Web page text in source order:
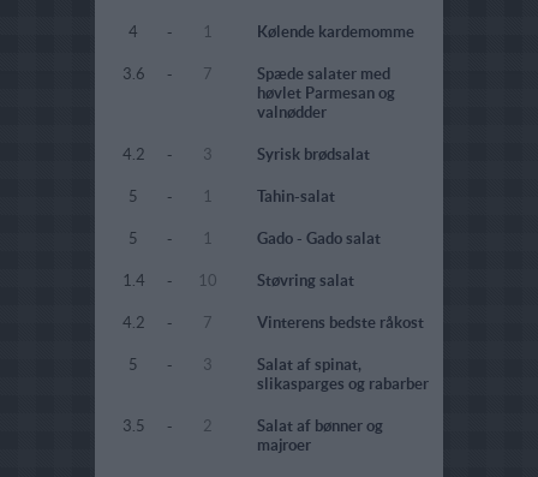
4 - 1 Kølende kardemomme
3.6 - 7
Spæde salater med
høvlet Parmesan og
valnødder
4.2 - 3 Syrisk brødsalat
5 - 1 Tahin-salat
5 - 1 Gado - Gado salat
1.4 - 10 Støvring salat
4.2 - 7 Vinterens bedste råkost
5 - 3
Salat af spinat,
slikasparges og rabarber
3.5 - 2
Salat af bønner og
majroer